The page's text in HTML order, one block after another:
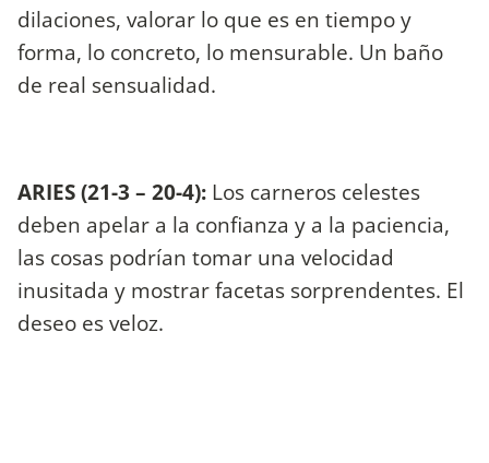
dilaciones, valorar lo que es en tiempo y
forma, lo concreto, lo mensurable. Un baño
de real sensualidad.
ARIES (21-3 – 20-4): Los carneros celestes
deben apelar a la confianza y a la paciencia,
las cosas podrían tomar una velocidad
inusitada y mostrar facetas sorprendentes. El
deseo es veloz.